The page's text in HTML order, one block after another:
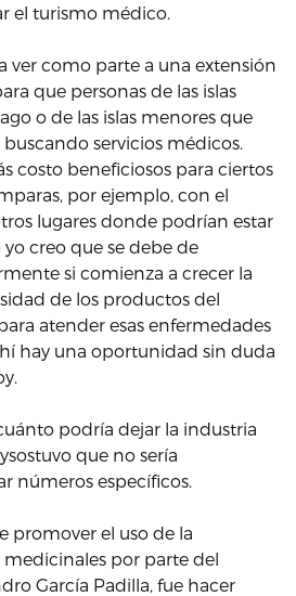
el turismo médico.
ver como parte a una extensión
que personas de las islas
o de las islas menores que
servicios médicos.
costo beneficiosos para ciertos
por ejemplo, con el
lugares donde podrían estar
creo que se debe de
si comienza a crecer la
de los productos del
atender esas enfermedades
hay una oportunidad sin duda
podría dejar la industria
que no sería
números específicos.
promover el uso de la
por parte del
García Padilla, fue hacer